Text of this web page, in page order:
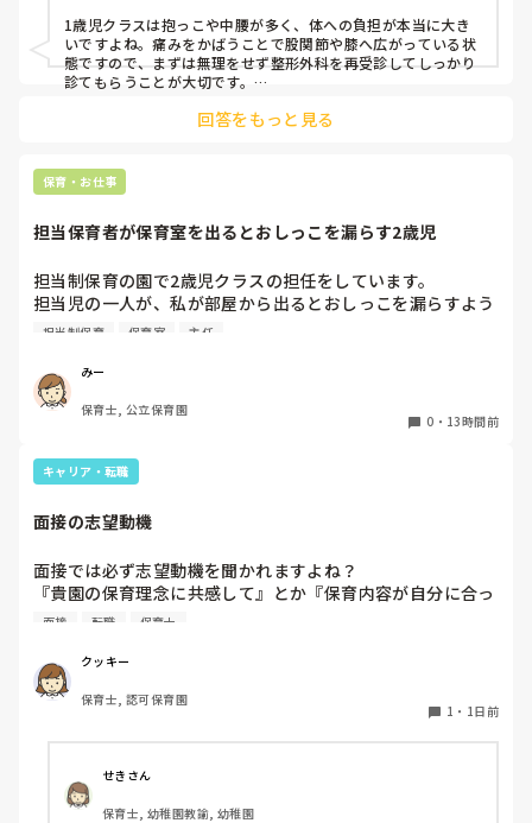
通院して、コルセット、湿布、痛み止め、電気などで１週間
乗り切ったら
週末には、左が痛みだし、これも痛み止めや湿布で抑えて仕
事をしていたら、
床から支えなしに立ち上がりにくくなり、痛みが走ります。
自転車通勤ですが、それも、膝や太ももに痛みが来始めまし
た。
今は８月。
家でもやることはあります。
日常生活すら支障をきたすほどになりました。
椅子に座って作業をすれば？
と、園で言われました。
なので、子ども椅子程度の高さの踏み台に座って、試してみ
ただじっと座っていても、5分も座ればお尻に痛みがきま
す。
この高さの作業だと意外に、
なること多いことに気づきました。
その度にあちらこちらに痛みが来て
立ち上がる時には、膝や太ももが固まり痛みが……
腰痛、膝痛お持ちの方は、どの程度の痛みで働かれているの
でしょうか。
出産等で、幾度か開腹手術をしましたが、翌日には歩けまし
たし…
1歳児クラスは抱っこや中腰が多く、体への負担が本当に大き
いですよね。痛みをかばうことで股関節や膝へ広がっている状
態ですので、まずは無理をせず整形外科を再受診してしっかり
診てもらうことが大切です。
用したり、抱っこや重い作業は周囲の先生に相談して頼むよう
回答をもっと見る
保育・お仕事
担当保育者が保育室を出るとおしっこを漏らす2歳児
担当制保育の園で2歳児クラスの担任をしています。
担当児の一人が、私が部屋から出るとおしっこを漏らすよう
になりました。
4月から私への執着が強かったのですが、特に寝かしつけの
時に私がそばに行かないと繰り返し大きい声で呼んだり私が
寝かしつけしている子にちょっかいを出したり、何回もトイ
もしばしば…
パンツで寝れる子が増えてきて、寝かしつけの時にトイレに
うとするとその子も行きたがります。
ので、その子には待っててねといい外に出ていました。今日
はそれで2回漏らしています。
2回目は私は見ていないのですが、かなり微量だったそう
しているように見えると言われました。
日頃からそのことの関わりはしっかり持てるように意識はし
ていますが…
担当制保育 保育室 主任
みー
保育士, 公立保育園
0 ・ 13時間前
キャリア・転職
面接の志望動機
面接では必ず志望動機を聞かれますよね？
『貴園の保育理念に共感して』とか『保育内容が自分に合っ
てると思いました』等々が多いかと思いますが、実際はどう
私自身、園の雰囲気とか園の規模、保育内容は勘案しますが
正直なところ、家から通いやすいか、給与はどうか…という
ところに重きを置いています
皆さんは、志望動機をどのように答えていますか？また、本
音はどうですか？
面接 転職 保育士
クッキー
保育士, 認可保育園
1 ・ 1日前
せきさん
保育士, 幼稚園教諭, 幼稚園